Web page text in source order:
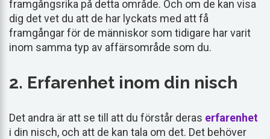
framgångsrika på detta område. Och om de kan visa
dig det vet du att de har lyckats med att få
framgångar för de människor som tidigare har varit
inom samma typ av affärsområde som du.
2. Erfarenhet inom din nisch
Det andra är att se till att du förstår deras erfarenhet
i din nisch, och att de kan tala om det. Det behöver